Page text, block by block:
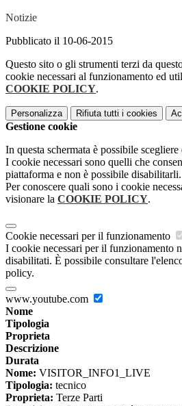
Notizie
Pubblicato il 10-06-2015
Questo sito o gli strumenti terzi da
cookie necessari al funzionamento ed
COOKIE POLICY.
Personalizza Rifiuta tutti i cookies
Gestione cookie
In questa schermata è possibile
I cookie necessari sono quelli che
piattaforma e non è possibile disabilitarli.
Per conoscere quali sono i cookie
visionare la COOKIE POLICY.
Cookie necessari per il funzionamento
I cookie necessari per il funzionamento
disabilitati. È possibile consultare
policy.
www.youtube.com
Nome
Tipologia
Proprieta
Descrizione
Durata
Nome: VISITOR_INFO1_LIVE
Tipologia: tecnico
Proprieta: Terze Parti